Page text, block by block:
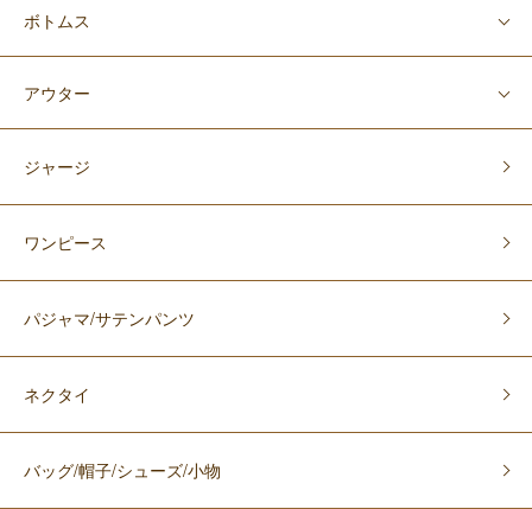
ボトムス
アウター
ジャージ
ワンピース
パジャマ/サテンパンツ
ネクタイ
バッグ/帽子/シューズ/小物